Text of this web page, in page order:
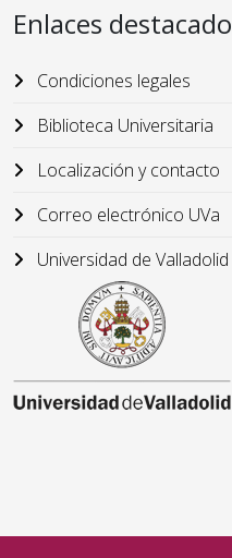
Enlaces
Condiciones legales
Biblioteca Universitaria
Localización y contacto
Correo electrónico UVa
Universidad de Valladolid